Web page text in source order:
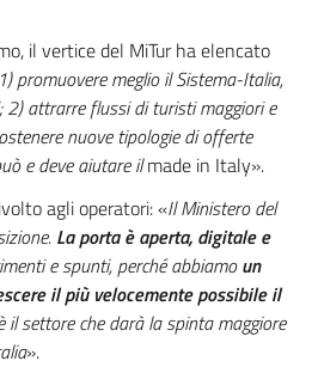
il vertice del MiTur ha elencato
promuovere meglio il Sistema-Italia,
attrarre flussi di turisti maggiori e
nuove tipologie di offerte
e deve aiutare ilmade in Italy».
agli operatori: «Il Ministero del
La porta è aperta, digitale e
e spunti, perché abbiamoun
il più velocemente possibile il
il settore che darà la spinta maggiore
».